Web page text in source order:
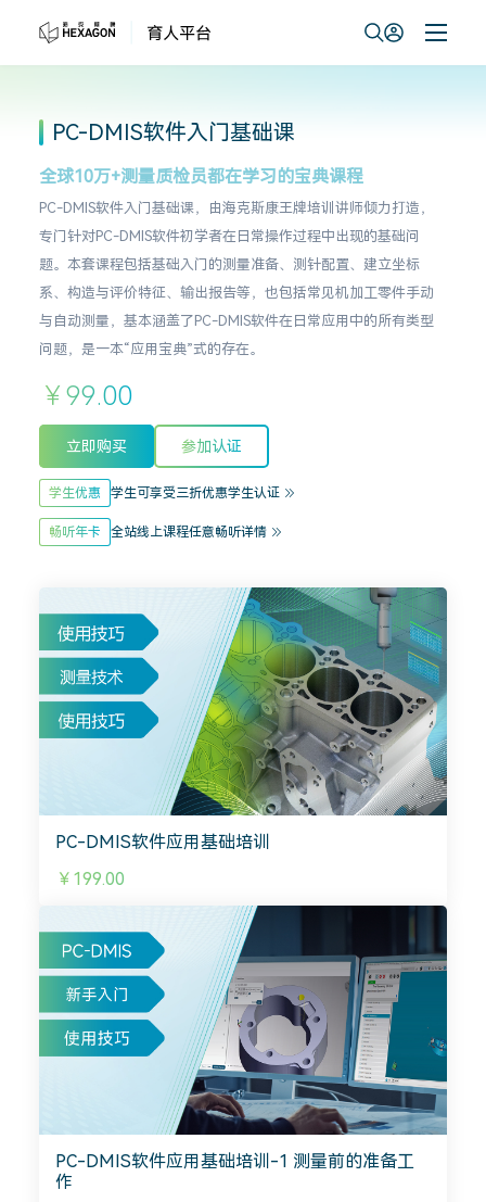
PC-DMIS软件入门基础课
全球10万+测量质检员都在学习的宝典课程
PC-DMIS软件入门基础课，由海克斯康王牌培训讲师倾力打造，
专门针对PC-DMIS软件初学者在日常操作过程中出现的基础问
题。本套课程包括基础入门的测量准备、测针配置、建立坐标
系、构造与评价特征、输出报告等，也包括常见机加工零件手动
与自动测量，基本涵盖了PC-DMIS软件在日常应用中的所有类型
问题，是一本“应用宝典”式的存在。
￥99.00
立即购买 参加认证
学生优惠 学生可享受三折优惠学生认证
畅听年卡 全站线上课程任意畅听详情
PC-DMIS软件应用基础培训
￥199.00
PC-DMIS软件应用基础培训-1 测量前的准备工
作